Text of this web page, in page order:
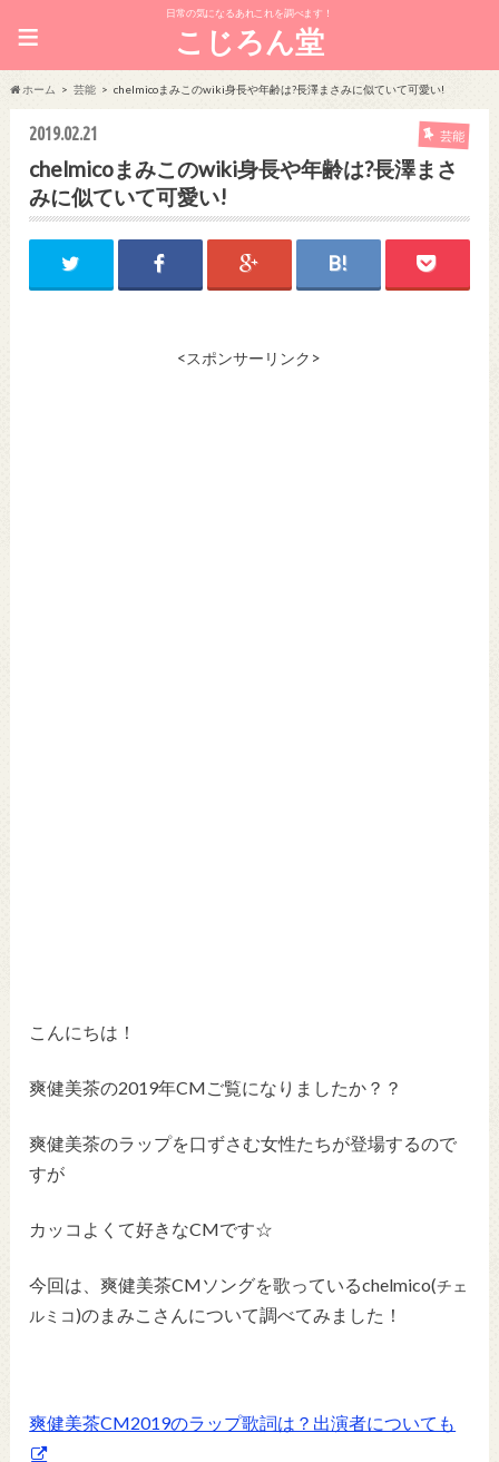
日常の気になるあれこれを調べます！
こじろん堂
≡
ホーム 芸能 chelmicoまみこのwiki身長や年齢は?長澤まさみに似ていて可愛い!
2019.02.21 芸能
chelmicoまみこのwiki身長や年齢は?長澤まさ
みに似ていて可愛い!
<スポンサーリンク>
こんにちは！
爽健美茶の2019年CMご覧になりましたか？？
爽健美茶のラップを口ずさむ女性たちが登場するので
すが
カッコよくて好きなCMです☆
今回は、爽健美茶CMソングを歌っているchelmico(チェ
ルミコ)のまみこさんについて調べてみました！
爽健美茶CM2019のラップ歌詞は？出演者についても